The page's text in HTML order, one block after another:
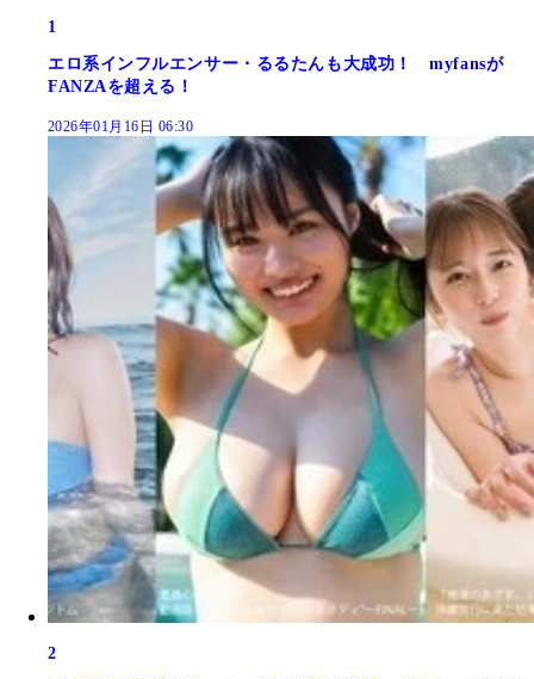
1
エロ系インフルエンサー・るるたんも大成功！ myfansが
FANZAを超える！
2026年01月16日 06:30
2